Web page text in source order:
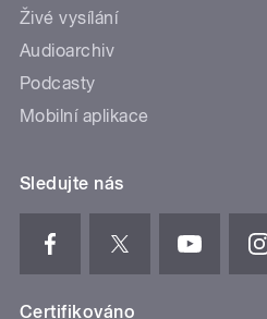
Živé vysílání
Audioarchiv
Podcasty
Mobilní aplikace
Sledujte nás
Certifikováno